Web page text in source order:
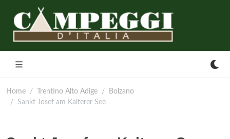
Home Trentino Alto Adige
Bolzano
Sankt Josef am Kalterer See